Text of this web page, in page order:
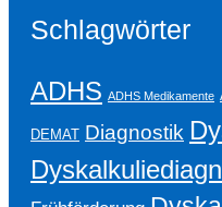
Schlagwörter
ADHS ADHS Medikamente
DEMAT Diagnostik